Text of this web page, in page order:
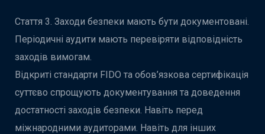
Стаття 3. Заходи безпеки мають бути документовані.
Періодичні аудити мають перевіряти відповідність
заходів вимогам.
Відкриті стандарти FIDO та обов’язкова сертифікація
суттєво спрощують документування та доведення
достатності заходів безпеки. Навіть перед
міжнародними аудиторами. Навіть для інших